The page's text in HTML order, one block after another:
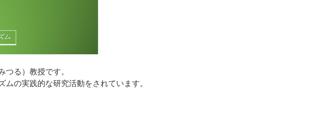
る）教授です。
の実践的な研究活動をされています。